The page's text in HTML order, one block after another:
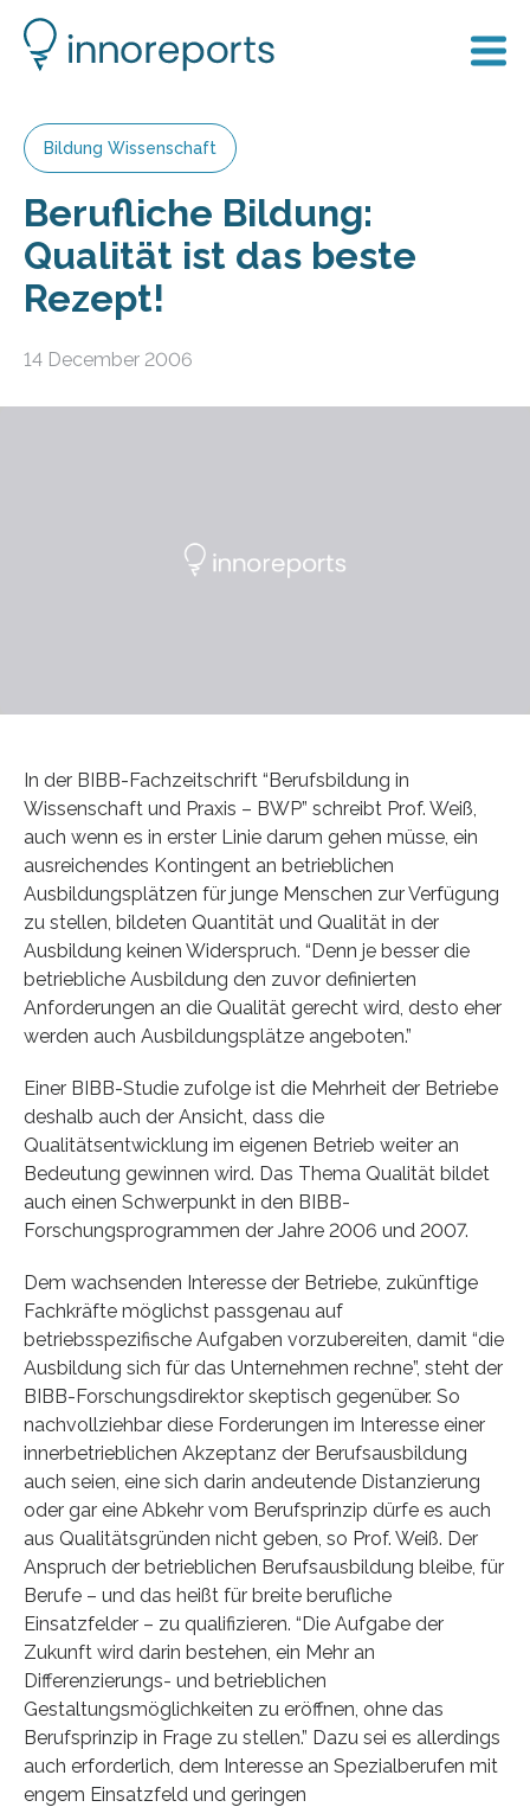
Bildung Wissenschaft
Berufliche Bildung:
Qualität ist das beste
Rezept!
14 December 2006
In der BIBB-Fachzeitschrift “Berufsbildung in
Wissenschaft und Praxis – BWP” schreibt Prof. Weiß,
auch wenn es in erster Linie darum gehen müsse, ein
ausreichendes Kontingent an betrieblichen
Ausbildungsplätzen für junge Menschen zur Verfügung
zu stellen, bildeten Quantität und Qualität in der
Ausbildung keinen Widerspruch. “Denn je besser die
betriebliche Ausbildung den zuvor definierten
Anforderungen an die Qualität gerecht wird, desto eher
werden auch Ausbildungsplätze angeboten.”
Einer BIBB-Studie zufolge ist die Mehrheit der Betriebe
deshalb auch der Ansicht, dass die
Qualitätsentwicklung im eigenen Betrieb weiter an
Bedeutung gewinnen wird. Das Thema Qualität bildet
auch einen Schwerpunkt in den BIBB-
Forschungsprogrammen der Jahre 2006 und 2007.
Dem wachsenden Interesse der Betriebe, zukünftige
Fachkräfte möglichst passgenau auf
betriebsspezifische Aufgaben vorzubereiten, damit “die
Ausbildung sich für das Unternehmen rechne”, steht der
BIBB-Forschungsdirektor skeptisch gegenüber. So
nachvollziehbar diese Forderungen im Interesse einer
innerbetrieblichen Akzeptanz der Berufsausbildung
auch seien, eine sich darin andeutende Distanzierung
oder gar eine Abkehr vom Berufsprinzip dürfe es auch
aus Qualitätsgründen nicht geben, so Prof. Weiß. Der
Anspruch der betrieblichen Berufsausbildung bleibe, für
Berufe – und das heißt für breite berufliche
Einsatzfelder – zu qualifizieren. “Die Aufgabe der
Zukunft wird darin bestehen, ein Mehr an
Differenzierungs- und betrieblichen
Gestaltungsmöglichkeiten zu eröffnen, ohne das
Berufsprinzip in Frage zu stellen.” Dazu sei es allerdings
auch erforderlich, dem Interesse an Spezialberufen mit
engem Einsatzfeld und geringen